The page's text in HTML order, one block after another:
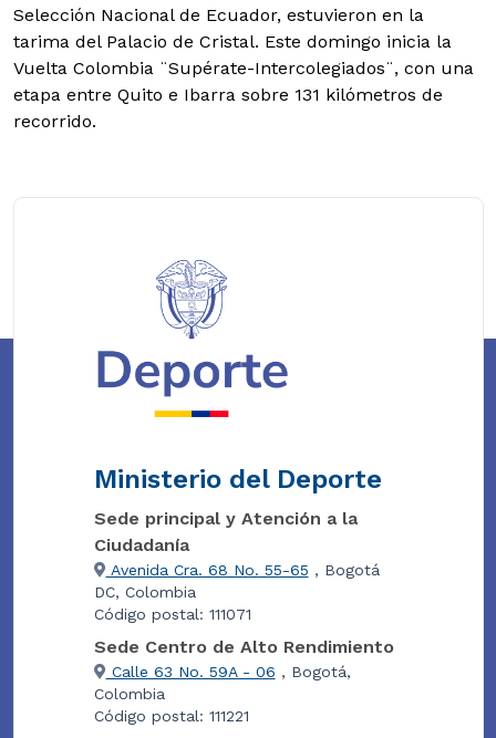
Selección Nacional de Ecuador, estuvieron en la
tarima del Palacio de Cristal. Este domingo inicia la
Vuelta Colombia ¨Supérate-Intercolegiados¨, con una
etapa entre Quito e Ibarra sobre 131 kilómetros de
recorrido.
Ministerio del Deporte
Sede principal y Atención a la
Ciudadanía
Avenida Cra. 68 No. 55-65 , Bogotá
DC, Colombia
Código postal: 111071
Sede Centro de Alto Rendimiento
Calle 63 No. 59A - 06 , Bogotá,
Colombia
Código postal: 111221